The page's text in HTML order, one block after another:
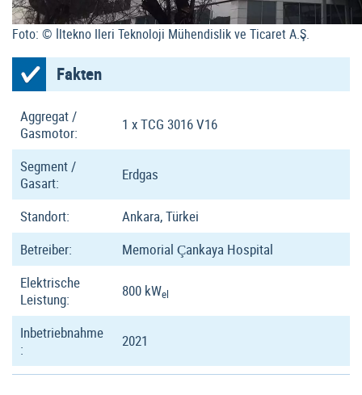
Foto: © İltekno Ileri Teknoloji Mühendislik ve Ticaret A.Ş.
Fakten
Aggregat /
Gasmotor:
1 x TCG 3016 V16
Segment /
Gasart:
Erdgas
Standort:
Ankara, Türkei
Betreiber:
Memorial Çankaya Hospital
Elektrische
Leistung:
800 kWel
Inbetriebnahme
:
2021